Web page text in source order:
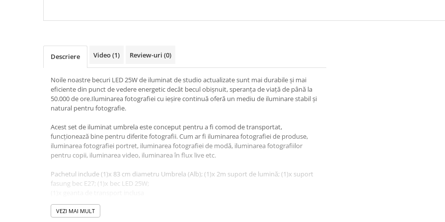
Descriere Video(1) Review-uri (0)
Noile noastre becuri LED 25W de iluminat de studio actualizate sunt mai durabile și mai
eficiente din punct de vedere energetic decât becul obișnuit, speranța de viață de până la
50.000 de ore.Iluminarea fotografiei cu ieșire continuă oferă un mediu de iluminare stabil și
natural pentru fotografie.
Acest set de iluminat umbrela este conceput pentru a fi comod de transportat,
funcționează bine pentru diferite fotografii. Cum ar fi iluminarea fotografiei de produse,
iluminarea fotografiei portret, iluminarea fotografiei de modă, iluminarea fotografiilor
pentru copii, iluminarea video, iluminarea în flux live etc.
Pachetul include (1)x 83 cm diametru Umbrela (Alb); (1)x 2m suport de lumină; (1)x suport
fasung bec E27; (1)x bec LED 25W;
Caracteristici:
VEZI MAI MULT